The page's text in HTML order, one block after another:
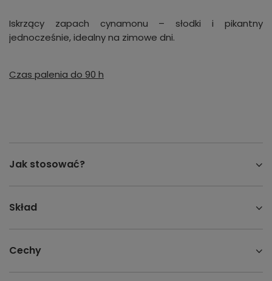
Iskrzący zapach cynamonu – słodki i pikantny
jednocześnie, idealny na zimowe dni.
Czas palenia do 90 h
Jak stosować?
Skład
Cechy